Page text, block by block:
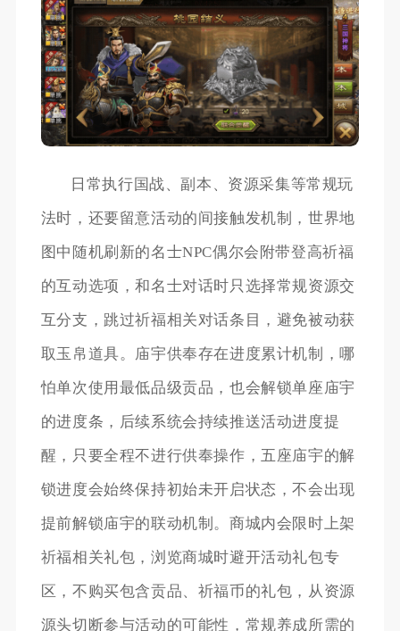
日常执行国战、副本、资源采集等常规玩
法时，还要留意活动的间接触发机制，世界地
图中随机刷新的名士NPC偶尔会附带登高祈福
的互动选项，和名士对话时只选择常规资源交
互分支，跳过祈福相关对话条目，避免被动获
取玉帛道具。庙宇供奉存在进度累计机制，哪
怕单次使用最低品级贡品，也会解锁单座庙宇
的进度条，后续系统会持续推送活动进度提
醒，只要全程不进行供奉操作，五座庙宇的解
锁进度会始终保持初始未开启状态，不会出现
提前解锁庙宇的联动机制。商城内会限时上架
祈福相关礼包，浏览商城时避开活动礼包专
区，不购买包含贡品、祈福币的礼包，从资源
源头切断参与活动的可能性，常规养成所需的